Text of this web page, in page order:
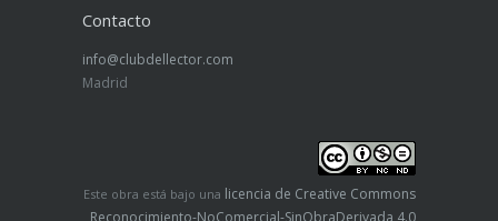
Contacto
info@clubdellector.com
Madrid
Este obra está bajo una licencia de Creative Commons
Reconocimiento-NoComercial-SinObraDerivada 4.0